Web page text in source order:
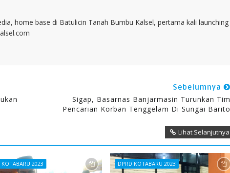
home base di Batulicin Tanah Bumbu Kalsel, pertama kali launching
Sebelumnya
Sigap, Basarnas Banjarmasin Turunkan Tim
Pencarian Korban Tenggelam Di Sungai Barito
Lihat Selanjutnya
KOTABARU 2023 DPRD KOTABARU 2023